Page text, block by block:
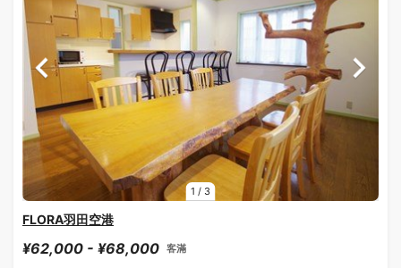
1 / 3
FLORA羽田空港
¥62,000 - ¥68,000 客滿